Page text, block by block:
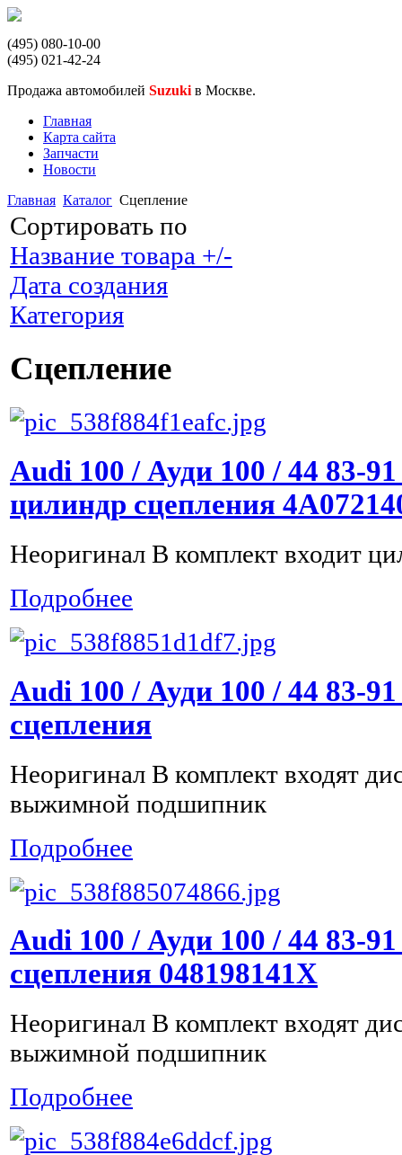
(495) 080-10-00
(495) 021-42-24
Продажа автомобилей Suzuki в Москве.
Главная
Карта сайта
Запчасти
Новости
Главная Каталог Сцепление
Сортировать по
Название товара +/-
Дата создания
Категория
Сцепление
Audi 100 / Ауди 100 / 44 83-
цилиндр сцепления
Неоригинал В комплект входит
Подробнее
Audi 100 / Ауди 100 / 44 83-
сцепления
Неоригинал В комплект входят
выжимной подшипник
Подробнее
Audi 100 / Ауди 100 / 44 83-
сцепления 048198141X
Неоригинал В комплект входят
выжимной подшипник
Подробнее